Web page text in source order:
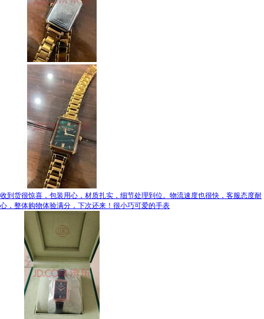
收到货很惊喜，包装用心，材质扎实，细节处理到位。物流速度也很快，客服态度耐
心，整体购物体验满分，下次还来！很小巧可爱的手表